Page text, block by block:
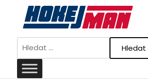
content
Vyhledávání